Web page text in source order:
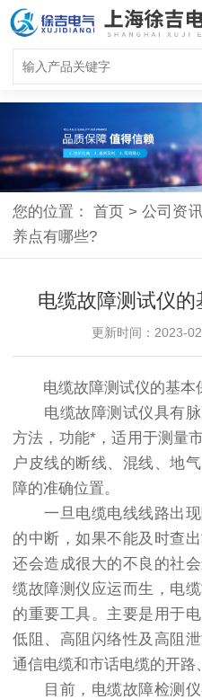
您的位置：首页 > 公司资
养点有哪些?
电缆故障测试仪
更新时间：2023-
电缆故障测试仪的基本
电缆故障测试仪具有脉
方法，功能*，适用于测量
户皮线的断线、混线、地
障的准确位置。
一旦电缆电线线路出现
的中断，如果不能及时查
还会造成很大的不良的社
缆故障测仪应运而生，电
的重要工具。主要是用于
低阻、高阻闪络性及高阻
通信电缆和市话电缆的开路
目前，电缆故障检测仪